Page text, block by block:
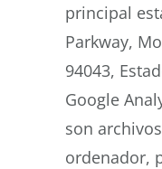
principal
Parkway,
94043,
Google
son
ordenador,